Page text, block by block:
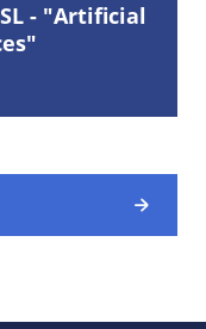
- "Artificial